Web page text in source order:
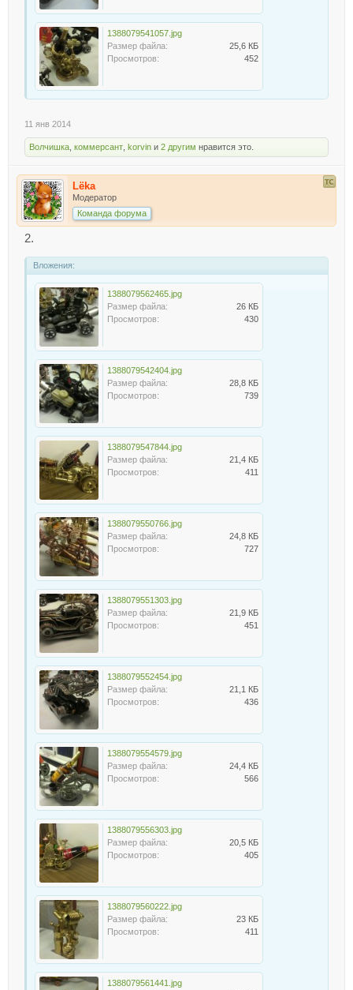
1388079541057.jpg
Размер файла:
25,6 КБ
Просмотров:
452
11 янв 2014
Волчишка коммерсант korvin и 2 другим нравится это.
Lёka
Модератор
Команда форума
2.
Вложения:
1388079562465.jpg
Размер файла:
26 КБ
Просмотров:
430
1388079542404.jpg
Размер файла:
28,8 КБ
Просмотров:
739
1388079547844.jpg
Размер файла:
21,4 КБ
Просмотров:
411
1388079550766.jpg
Размер файла:
24,8 КБ
Просмотров:
727
1388079551303.jpg
Размер файла:
21,9 КБ
Просмотров:
451
1388079552454.jpg
Размер файла:
21,1 КБ
Просмотров:
436
1388079554579.jpg
Размер файла:
24,4 КБ
Просмотров:
566
1388079556303.jpg
Размер файла:
20,5 КБ
Просмотров:
405
1388079560222.jpg
Размер файла:
23 КБ
Просмотров:
411
1388079561441.jpg